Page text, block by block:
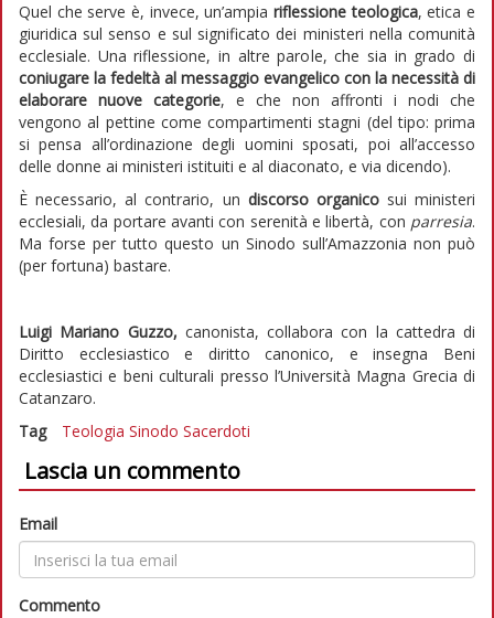
Quel che serve è, invece, un’ampia riflessione teologica, etica e
giuridica sul senso e sul significato dei ministeri nella comunità
ecclesiale. Una riflessione, in altre parole, che sia in grado di
coniugare la fedeltà al messaggio evangelico con la necessità di
elaborare nuove categorie, e che non affronti i nodi che
vengono al pettine come compartimenti stagni (del tipo: prima
si pensa all’ordinazione degli uomini sposati, poi all’accesso
delle donne ai ministeri istituiti e al diaconato, e via dicendo).
È necessario, al contrario, un discorso organicosui ministeri
ecclesiali, da portare avanti con serenità e libertà, con parresia.
Ma forse per tutto questo un Sinodo sull’Amazzonia non può
(per fortuna) bastare.
Luigi Mariano Guzzo, canonista, collabora con la cattedra di
Diritto ecclesiastico e diritto canonico, e insegna Beni
ecclesiastici e beni culturali presso l’Università Magna Grecia di
Catanzaro.
Tag
Teologia Sinodo Sacerdoti
Lascia un commento
Email
Commento